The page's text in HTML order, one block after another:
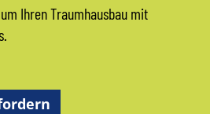
Ihren Traumhausbau mit